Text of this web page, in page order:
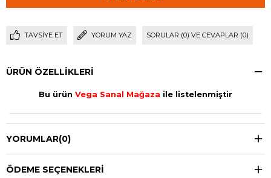
TAVSIYE ET YORUM YAZ SORULAR (0) VE CEVAPLAR (0)
ÜRÜN ÖZELLIKLERI
Bu ürün Vega Sanal Mağaza ile listelenmiştir
YORUMLAR(0)
ÖDEME SEÇENEKLERI